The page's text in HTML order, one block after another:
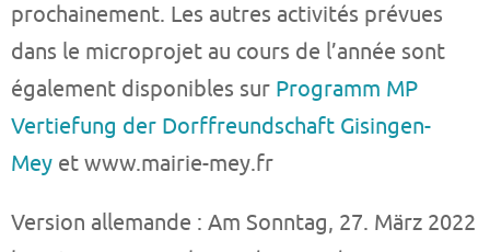
prochainement. Les autres activités prévues
dans le microprojet au cours de l’année sont
également disponibles sur Programm MP
Vertiefung der Dorffreundschaft Gisingen-
Mey et www.mairie-mey.fr
Version allemande : Am Sonntag, 27. März 2022